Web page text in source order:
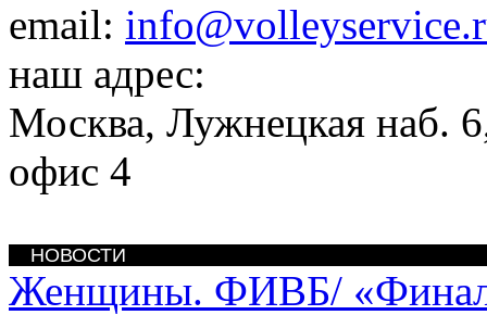
email:
наш адрес:
Москва, Лужнецкая наб.
офис 4
НОВОСТИ
Женщины. ФИВБ/